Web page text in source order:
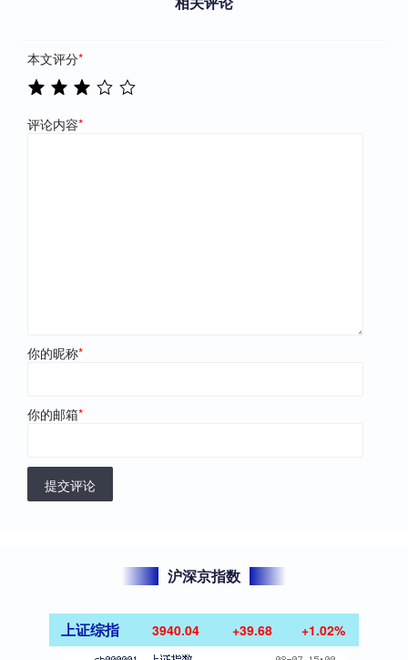
本文评分*
评论内容*
你的昵称*
你的邮箱*
提交评论
沪深京指数
上证综指 3940.04 +39.68 +1.02%